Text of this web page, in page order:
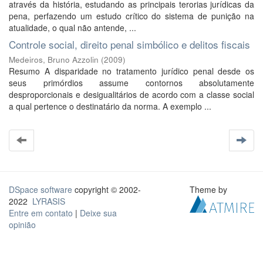
através da história, estudando as principais terorias jurídicas da
pena, perfazendo um estudo crítico do sistema de punição na
atualidade, o qual não antende, ...
Controle social, direito penal simbólico e delitos fiscais
Medeiros, Bruno Azzolin (2009)
Resumo A disparidade no tratamento jurídico penal desde os
seus primórdios assume contornos absolutamente
desproporcionais e desigualitários de acordo com a classe social
a qual pertence o destinatário da norma. A exemplo ...
DSpace software copyright © 2002-
2022 LYRASIS
Entre em contato | Deixe sua
opinião
Theme by